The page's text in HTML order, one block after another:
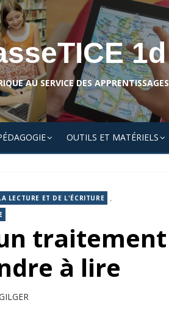
1d
AU SERVICE DES APPRENTISSAGES
OUTILS ET MATÉRIELS
LECTURE ET DE L'ÉCRITURE ,
traitement
à lire